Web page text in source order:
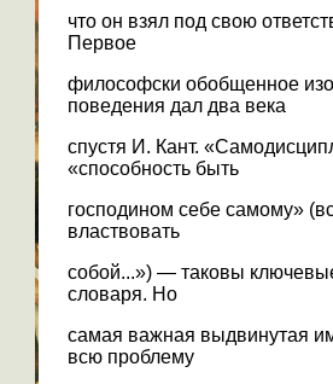
что он взял под свою
Первое
философски обобщенное
поведения дал два века
спустя И. Кант.
«способность быть
господином себе самому»
властвовать
собой...») — таковы
словаря. Но
самая важная выдвинутая
всю проблему